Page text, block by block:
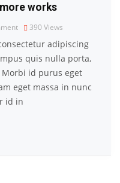
works
390 Views
adipiscing
quis nulla porta,
id purus eget
eget massa in nunc
id in